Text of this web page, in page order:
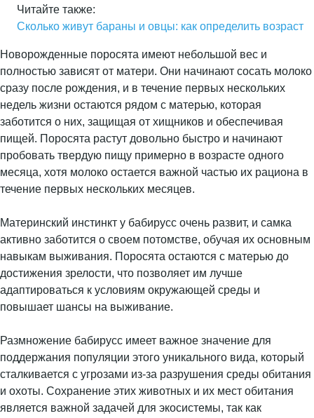
Читайте также:
Сколько живут бараны и овцы: как определить возраст
Новорожденные поросята имеют небольшой вес и
полностью зависят от матери. Они начинают сосать молоко
сразу после рождения, и в течение первых нескольких
недель жизни остаются рядом с матерью, которая
заботится о них, защищая от хищников и обеспечивая
пищей. Поросята растут довольно быстро и начинают
пробовать твердую пищу примерно в возрасте одного
месяца, хотя молоко остается важной частью их рациона в
течение первых нескольких месяцев.
Материнский инстинкт у бабирусс очень развит, и самка
активно заботится о своем потомстве, обучая их основным
навыкам выживания. Поросята остаются с матерью до
достижения зрелости, что позволяет им лучше
адаптироваться к условиям окружающей среды и
повышает шансы на выживание.
Размножение бабирусс имеет важное значение для
поддержания популяции этого уникального вида, который
сталкивается с угрозами из-за разрушения среды обитания
и охоты. Сохранение этих животных и их мест обитания
является важной задачей для экосистемы, так как